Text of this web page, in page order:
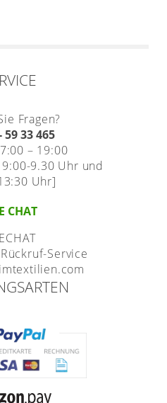
Fragen?
59 33 465
– 19:00
9.30 Uhr und
Uhr]
CHAT
Service